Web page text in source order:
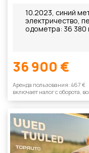
10.2023, синий
электричество,
одометра: 36 380
36 900 €
Aренда пользования: 467 €
включает налог с оборотa,